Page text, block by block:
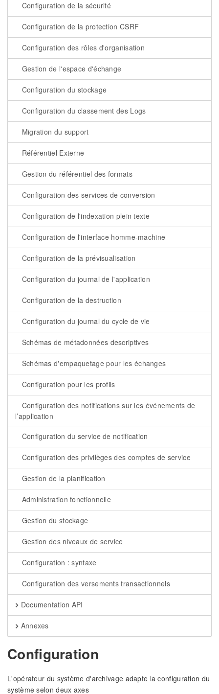
Configuration de la sécurité
Configuration de la protection CSRF
Configuration des rôles d'organisation
Gestion de l'espace d'échange
Configuration du stockage
Configuration du classement des Logs
Migration du support
Référentiel Externe
Gestion du référentiel des formats
Configuration des services de conversion
Configuration de l'indexation plein texte
Configuration de l'interface homme-machine
Configuration de la prévisualisation
Configuration du journal de l'application
Configuration de la destruction
Configuration du journal du cycle de vie
Schémas de métadonnées descriptives
Schémas d'empaquetage pour les échanges
Configuration pour les profils
Configuration des notifications sur les événements de
l’application
Configuration du service de notification
Configuration des privilèges des comptes de service
Gestion de la planification
Administration fonctionnelle
Gestion du stockage
Gestion des niveaux de service
Configuration : syntaxe
Configuration des versements transactionnels
Documentation API
Annexes
Configuration
L'opérateur du système d'archivage adapte la configuration du
système selon deux axes